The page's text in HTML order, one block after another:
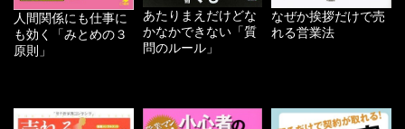
人間関係にも仕事に
も効く「みとめの３
原則」
あたりまえだけどな
かなかできない「質
問のルール」
なぜか挨拶だけで売
れる営業法